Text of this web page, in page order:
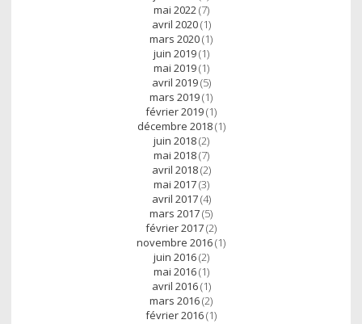
mai 2022(7)
avril 2020(1)
mars 2020(1)
juin 2019(1)
mai 2019(1)
avril 2019(5)
mars 2019(1)
février 2019(1)
décembre 2018(1)
juin 2018(2)
mai 2018(7)
avril 2018(2)
mai 2017(3)
avril 2017(4)
mars 2017(5)
février 2017(2)
novembre 2016(1)
juin 2016(2)
mai 2016(1)
avril 2016(1)
mars 2016(2)
février 2016(1)